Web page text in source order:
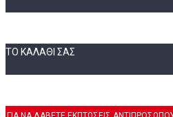
ΤΟ ΚΑΛΆΘΙ ΣΑΣ